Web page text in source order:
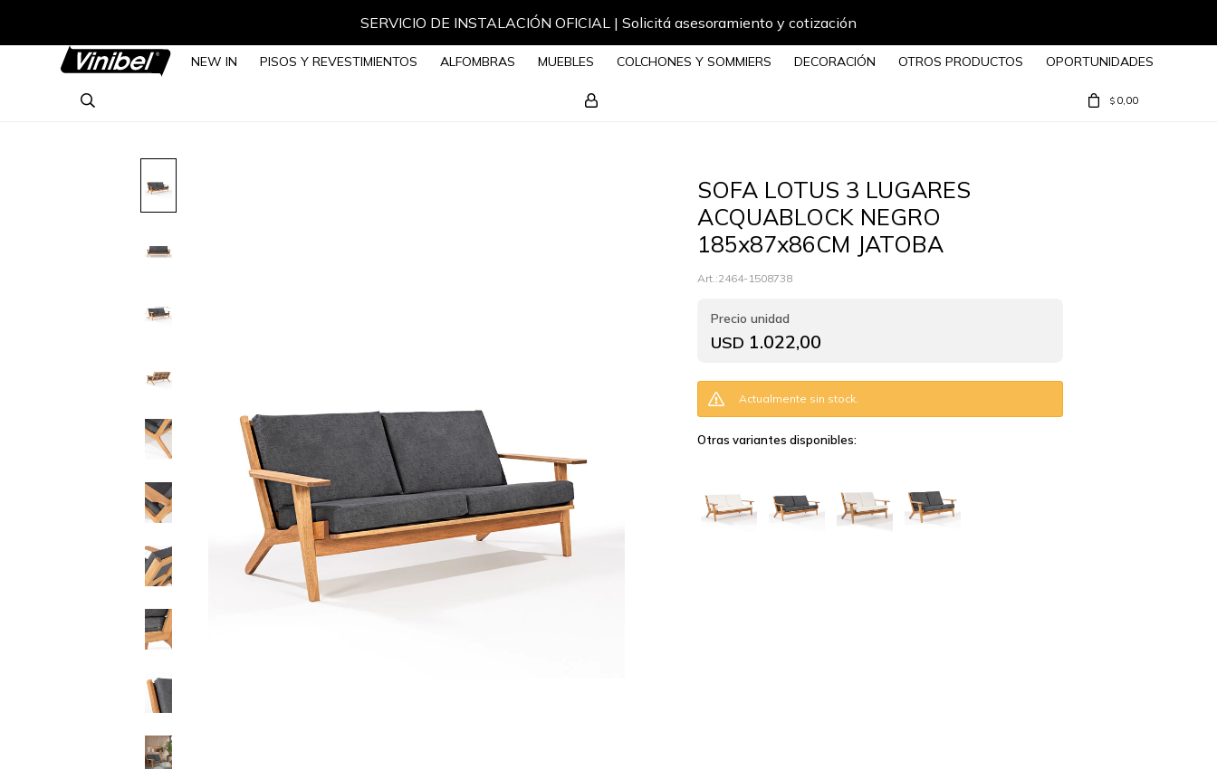
SERVICIO DE INSTALACIÓN OFICIAL | Solicitá asesoramiento y cotización
NEW IN PISOS Y REVESTIMIENTOS ALFOMBRAS MUEBLES COLCHONES Y SOMMIERS DECORACIÓN OTROS PRODUCTOS OPORTUNIDADES
$ 0,00
SOFA LOTUS 3 LUGARES
ACQUABLOCK NEGRO
185x87x86CM JATOBA
2464-1508738
USD 1.022,00
Actualmente sin stock.
Otras variantes disponibles: